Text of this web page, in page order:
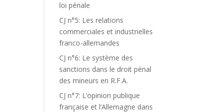
loi pénale
CJ n°5: Les relations
commerciales et industrielles
franco-allemandes
CJ n°6: Le système des
sanctions dans le droit pénal
des mineurs en R.F.A.
CJ n°7: L’opinion publique
française et l’Allemagne dans